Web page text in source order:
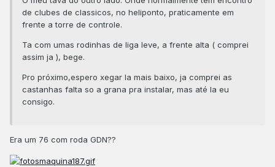
de clubes de classicos, no heliponto, praticamente em
frente a torre de controle.
Ta com umas rodinhas de liga leve, a frente alta ( comprei
assim ja ), bege.
Pro próximo,espero xegar la mais baixo, ja comprei as
castanhas falta so a grana pra instalar, mas até la eu
consigo.
Era um 76 com roda GDN??